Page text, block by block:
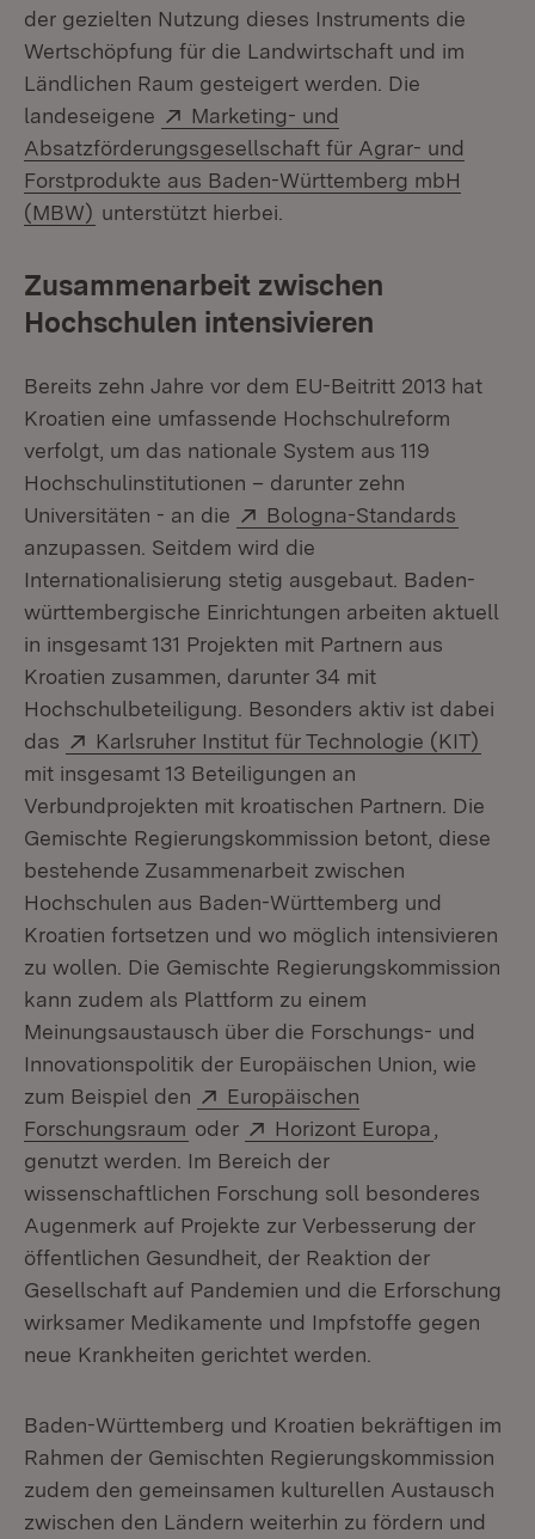
der gezielten Nutzung dieses Instruments die
Wertschöpfung für die Landwirtschaft und im
Ländlichen Raum gesteigert werden. Die
landeseigene
Extern:
Marketing- und
Absatzförderungsgesellschaft für Agrar- und
Forstprodukte aus Baden-Württemberg mbH
(MBW) (Öffnet in neuem Fenster)
unterstützt hierbei.
Zusammenarbeit zwischen
Hochschulen intensivieren
Bereits zehn Jahre vor dem EU-Beitritt 2013 hat
Kroatien eine umfassende Hochschulreform
verfolgt, um das nationale System aus 119
Hochschulinstitutionen – darunter zehn
Universitäten - an die
Extern:
Bologna-Standards
anzupassen. Seitdem wird die
Internationalisierung stetig ausgebaut. Baden-
württembergische Einrichtungen arbeiten aktuell
in insgesamt 131 Projekten mit Partnern aus
Kroatien zusammen, darunter 34 mit
Hochschulbeteiligung. Besonders aktiv ist dabei
das
Extern:
Karlsruher Institut für Technologie (KIT)
mit insgesamt 13 Beteiligungen an
Verbundprojekten mit kroatischen Partnern. Die
Gemischte Regierungskommission betont, diese
bestehende Zusammenarbeit zwischen
Hochschulen aus Baden-Württemberg und
Kroatien fortsetzen und wo möglich intensivieren
zu wollen. Die Gemischte Regierungskommission
kann zudem als Plattform zu einem
Meinungsaustausch über die Forschungs- und
Innovationspolitik der Europäischen Union, wie
zum Beispiel den
Extern:
Europäischen
Forschungsraum (Öffnet in neuem Fenster)
oder Extern:
Horizont Europa
genutzt werden. Im Bereich der
wissenschaftlichen Forschung soll besonderes
Augenmerk auf Projekte zur Verbesserung der
öffentlichen Gesundheit, der Reaktion der
Gesellschaft auf Pandemien und die Erforschung
wirksamer Medikamente und Impfstoffe gegen
neue Krankheiten gerichtet werden.
Baden-Württemberg und Kroatien bekräftigen im
Rahmen der Gemischten Regierungskommission
zudem den gemeinsamen kulturellen Austausch
zwischen den Ländern weiterhin zu fördern und